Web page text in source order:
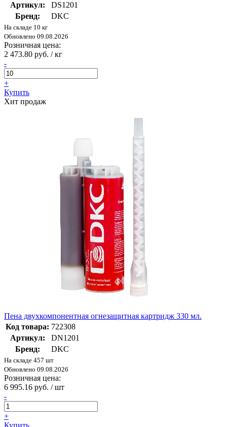
Артикул:
DS1201
Бренд:
DKC
На складе 10 кг
Обновлено 09.08.2026
Розничная цена:
2 473.80 руб. / кг
-
+
Купить
Хит продаж
Пена двухкомпонентная огнезащитная картридж 330 мл.
Код товара: 722308
Артикул:
DN1201
Бренд:
DKC
На складе 457 шт
Обновлено 09.08.2026
Розничная цена:
6 995.16 руб. / шт
-
+